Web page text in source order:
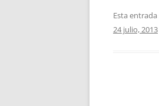
Esta
24 julio, 2013